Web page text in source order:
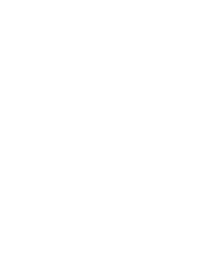
にバッジを付与しています
アした安心・安全なユーザーです
マの取引を完了させた実績があります
ビスでの取引実績があります
ーします